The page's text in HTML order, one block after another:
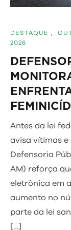
DESTAQUE ,
2026
Antes da lei
avisa vítimas
Defensoria
AM) reforça
eletrônica em
aumento no
parte da lei
[…]